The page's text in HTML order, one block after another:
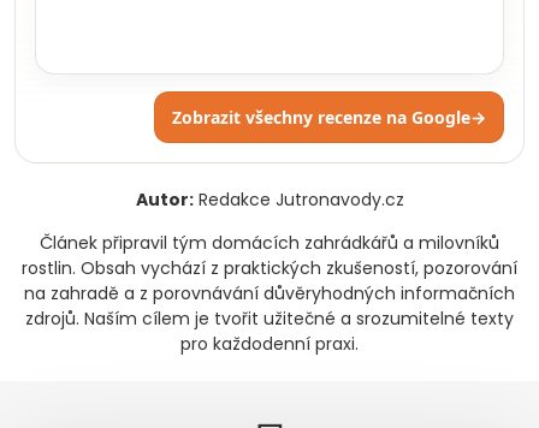
Zobrazit všechny recenze na Google→
Autor:Redakce Jutronavody.cz
Článek připravil tým domácích zahrádkářů a milovníků
rostlin. Obsah vychází z praktických zkušeností, pozorování
na zahradě a z porovnávání důvěryhodných informačních
zdrojů. Naším cílem je tvořit užitečné a srozumitelné texty
pro každodenní praxi.